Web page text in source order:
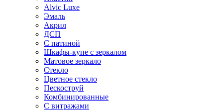
Alvic Luxe
Эмаль
Акрил
ДСП
С патиной
Шкафы-купе с зеркалом
Матовое зеркало
Стекло
Цветное стекло
Пескоструй
Комбинированные
С витражами